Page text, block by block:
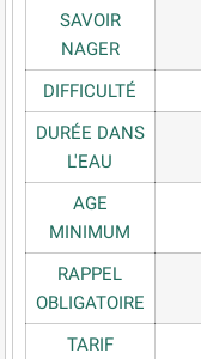
SAVOIR
NAGER
DIFFICULTÉ
DURÉE DANS
L'EAU
AGE
MINIMUM
RAPPEL
OBLIGATOIRE
TARIF